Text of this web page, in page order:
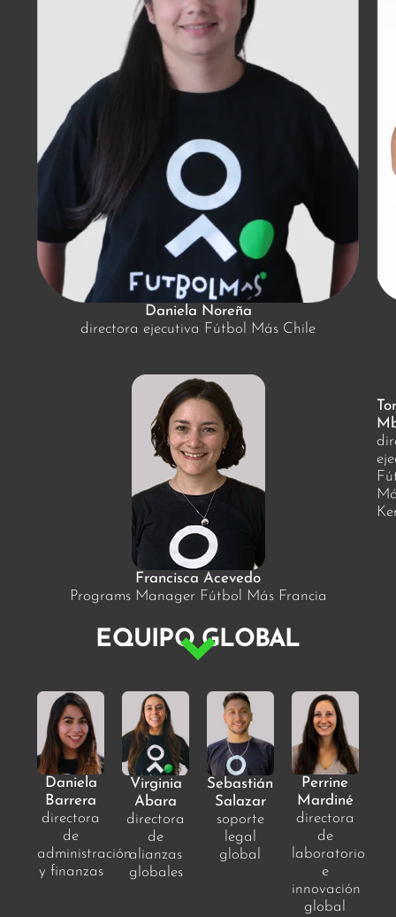
Daniela Noreña
directora ejecutiva Fútbol Más Chile
Francisca Acevedo
Programs Manager Fútbol Más Francia
EQUIPO GLOBAL
Daniela
Barrera
directora
de
administración
y finanzas
Virginia
Abara
directora
de
alianzas
globales
Sebastián
Salazar
soporte
legal
global
Perrine
Mardiné
directora
de
laboratorio
e
innovación
global